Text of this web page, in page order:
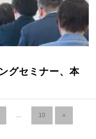
グセミナー、本
… 10 »